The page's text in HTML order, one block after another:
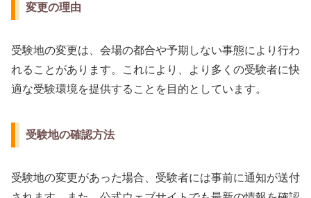
変更の理由
受験地の変更は、会場の都合や予期しない事態により行わ
れることがあります。これにより、より多くの受験者に快
適な受験環境を提供することを目的としています。
受験地の確認方法
受験地の変更があった場合、受験者には事前に通知が送付